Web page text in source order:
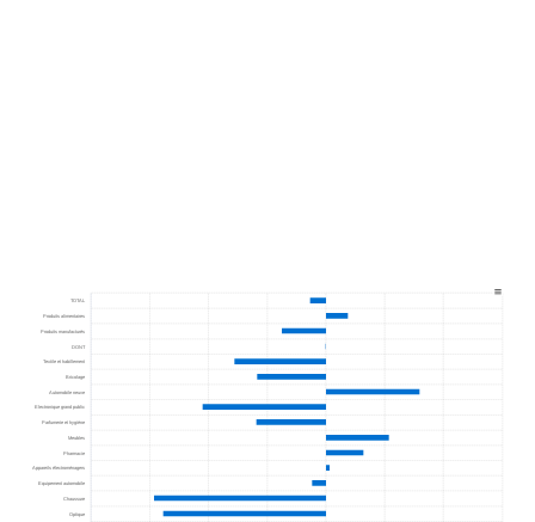
TOTAL
Produits alimentaires
Produits manufacturés
DONT
Textile et habillement
Bricolage
Automobile neuve
Electronique grand public
Parfumerie et hygiène
Meubles
Pharmacie
Appareils électroménagers
Equipement automobile
Chaussure
Optique